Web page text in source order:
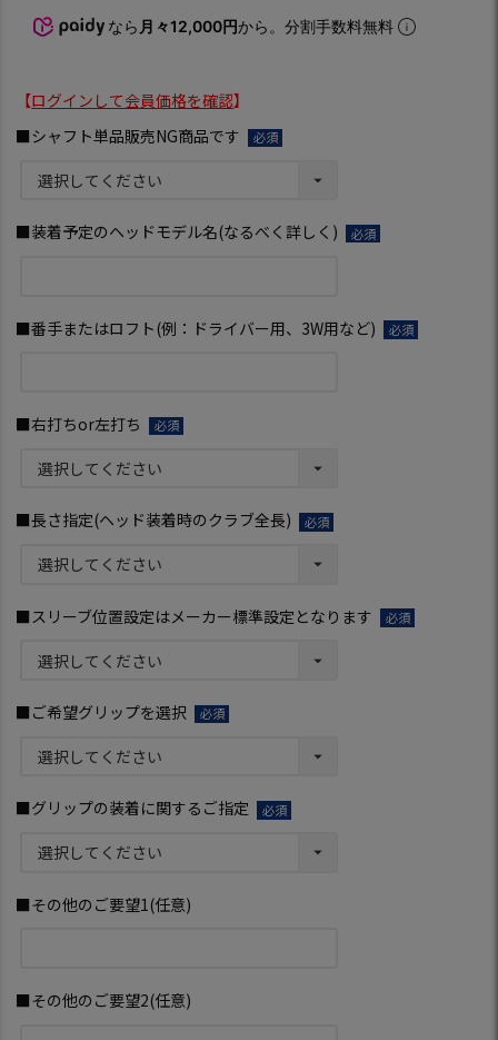
なら 月々12,000円から。分割手数料無料
【ログインして会員価格を確認】
■シャフト単品販売NG商品です
■装着予定のヘッドモデル名(なるべく詳しく)
■番手またはロフト(例：ドライバー用、3W用など)
■右打ちor左打ち
須)
■長さ指定(ヘッド装着時のクラブ全長)
須)
■スリーブ位置設定はメーカー標準設定となります
■ご希望グリップを選択
■グリップの装着に関するご指定
■その他のご要望1(任意)
■その他のご要望2(任意)